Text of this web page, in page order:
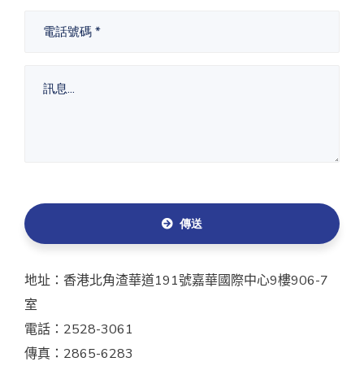
傳送
地址：香港北角渣華道191號嘉華國際中心9樓906-7
室
電話：2528-3061
傳真：2865-6283